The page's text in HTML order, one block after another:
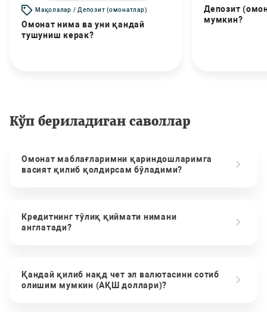
Мақолалар / Депозит (омонатлар)
Омонат нима ва уни қандай
тушуниш керак?
Депозит
мумкин?
Кўп бериладиган саволлар
Омонат маблағларимни қариндошларимга
васият қилиб қолдирсам бўладими?
Кредитнинг тўлиқ қиймати нимани
англатади?
Қандай қилиб нақд чет эл валютасини сотиб
олишим мумкин (АҚШ доллари)?